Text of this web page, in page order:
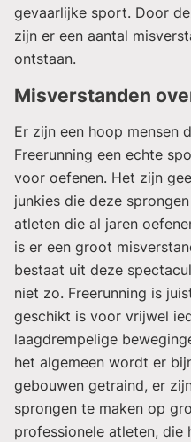
gevaarlijke sport. Door
zijn er een aantal
ontstaan.
Misverstanden
Er zijn een hoop mensen
Freerunning een echte
voor oefenen. Het zijn
junkies die deze
atleten die al jaren
is er een groot
bestaat uit deze
niet zo. Freerunning is
geschikt is voor vrijwel
laagdrempelige
het algemeen wordt er
gebouwen getraind, er
sprongen te maken op
professionele atleten,